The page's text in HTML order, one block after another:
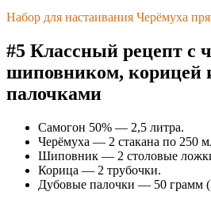
Набор для настаивания Черёмуха
#5 Классный рецепт с
шиповником, корицей
палочками
Самогон 50% — 2,5 литра.
Черёмуха — 2 стакана по 250
Шиповник — 2 столовые
Корица — 2 трубочки.
Дубовые палочки — 50 грамм